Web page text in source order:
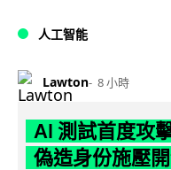
人工智能
Lawton 8 小時
AI 測試首度攻
偽造身份施壓